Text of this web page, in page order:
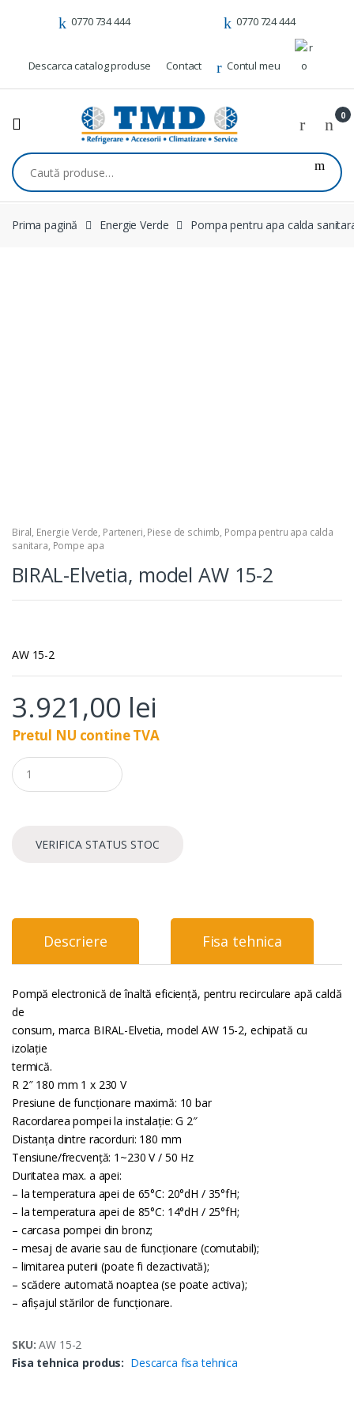
0770 734 444 0770 724 444
Descarca catalog produse Contact Contul meu
0
Caută după:
Prima pagină Energie Verde Pompa pentru apa calda
Biral, Energie Verde, Parteneri, Piese de schimb, Pompa pentru apa calda
sanitara, Pompe apa
BIRAL-Elvetia, model AW 15-2
AW 15-2
3.921,00 lei
Pretul NU contine TVA
Q
u
a
VERIFICA STATUS STOC
Descriere Fisa tehnica
Pompă electronică de înaltă eficienţă, pentru recirculare apă caldă
de
consum, marca BIRAL-Elvetia, model AW 15-2, echipată cu
izolație
termică.
R 2″ 180 mm 1 x 230 V
Presiune de funcţionare maximă: 10 bar
Racordarea pompei la instalaţie: G 2″
Distanţa dintre racorduri: 180 mm
Tensiune/frecvenţă: 1~230 V / 50 Hz
Duritatea max. a apei:
– la temperatura apei de 65°C: 20°dH / 35°fH;
– la temperatura apei de 85°C: 14°dH / 25°fH;
– carcasa pompei din bronz;
– mesaj de avarie sau de funcţionare (comutabil);
– limitarea puterii (poate fi dezactivată);
– scădere automată noaptea (se poate activa);
– afişajul stărilor de funcţionare.
SKU:AW 15-2
Fisa tehnica produs: Descarca fisa tehnica